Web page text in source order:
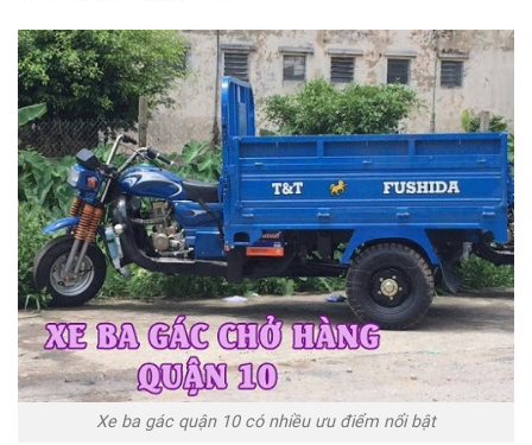
Xe ba gác quận 10 có nhiều ưu điểm nổi bật